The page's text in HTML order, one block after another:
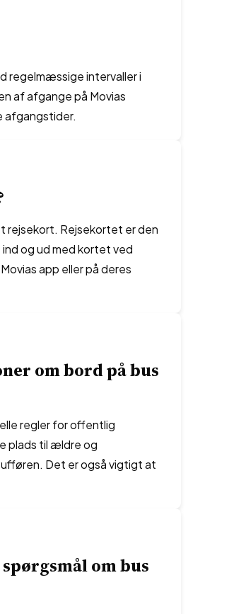
regelmæssige intervaller i
af afgange på Movias
afgangstider.
rejsekort. Rejsekortet er den
og ud med kortet ved
app eller på deres
om bord på bus
regler for offentlig
plads til ældre og
Det er også vigtigt at
om bus